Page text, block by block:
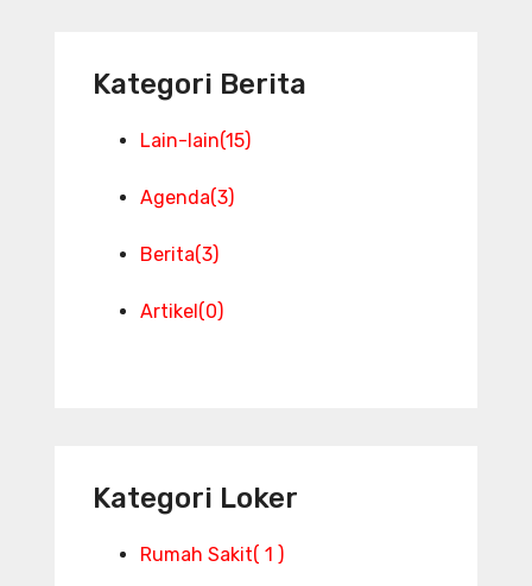
Kategori Berita
Lain-lain(15)
Agenda(3)
Berita(3)
Artikel(0)
Kategori Loker
Rumah Sakit( 1 )